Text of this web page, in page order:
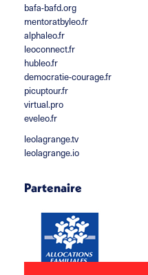
bafa-bafd.org
mentoratbyleo.fr
alphaleo.fr
leoconnect.fr
hubleo.fr
democratie-courage.fr
picuptour.fr
virtual.pro
eveleo.fr
leolagrange.tv
leolagrange.io
Partenaire